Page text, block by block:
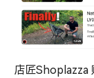
店匠Shoplazza